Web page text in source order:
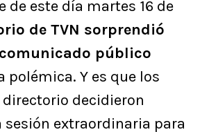
de este día martes 16 de
de TVN sorprendió
público
polémica. Y es que los
decidieron
sesión extraordinaria para